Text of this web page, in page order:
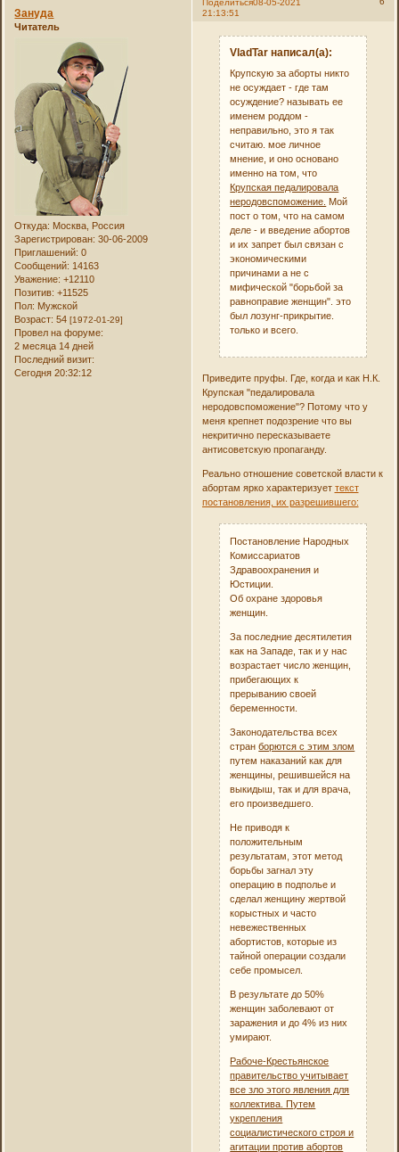
Поделиться08-05-2021
21:13:51
Зануда
Читатель
Откуда: Москва, Россия
Зарегистрирован: 30-06-2009
Приглашений: 0
Сообщений: 14163
Уважение: +12110
Позитив: +11525
Пол: Мужской
Возраст: 54[1972-01-29]
Провел на форуме:
2 месяца 14 дней
Последний визит:
Сегодня 20:32:12
VladTar написал(а):
Крупскую за аборты никто
не осуждает - где там
осуждение? называть ее
именем роддом -
неправильно, это я так
считаю. мое личное
мнение, и оно основано
именно на том, что
Крупская педалировала
неродовспоможение. Мой
пост о том, что на самом
деле - и введение абортов
и их запрет был связан с
экономическими
причинами а не с
мифической "борьбой за
равноправие женщин". это
был лозунг-прикрытие.
только и всего.
Приведите пруфы. Где, когда и как Н.К.
Крупская "педалировала
неродовспоможение"? Потому что у
меня крепнет подозрение что вы
некритично пересказываете
антисоветскую пропаганду.
Реально отношение советской власти к
абортам ярко характеризует текст
постановления, их разрешившего:
Постановление Народных
Комиссариатов
Здравоохранения и
Юстиции.
Об охране здоровья
женщин.
За последние десятилетия
как на Западе, так и у нас
возрастает число женщин,
прибегающих к
прерыванию своей
беременности.
Законодательства всех
странборются с этим злом
путем наказаний как для
женщины, решившейся на
выкидыш, так и для врача,
его произведшего.
Не приводя к
положительным
результатам, этот метод
борьбы загнал эту
операцию в подполье и
сделал женщину жертвой
корыстных и часто
невежественных
абортистов, которые из
тайной операции создали
себе промысел.
В результате до 50%
женщин заболевают от
заражения и до 4% из них
умирают.
Рабоче-Крестьянское
правительство учитывает
все зло этого явления для
коллектива. Путем
укрепления
социалистического строя и
агитации против абортов